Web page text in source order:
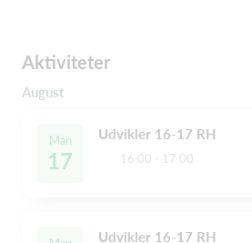
Aktiviteter
August
Man
17
Udvikler 16-17 RH
16:00 - 17:00
Udvikler 16-17 RH